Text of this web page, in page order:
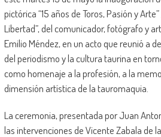
pictórica “15 años de Toros, Pasión y
Libertad”, del comunicador, fotógrafo y
Emilio Méndez, en un acto que reunió a
del periodismo y la cultura taurina en
como homenaje a la profesión, a la
dimensión artística de la tauromaquia.
La ceremonia, presentada por Juan
las intervenciones de Vicente Zabala de